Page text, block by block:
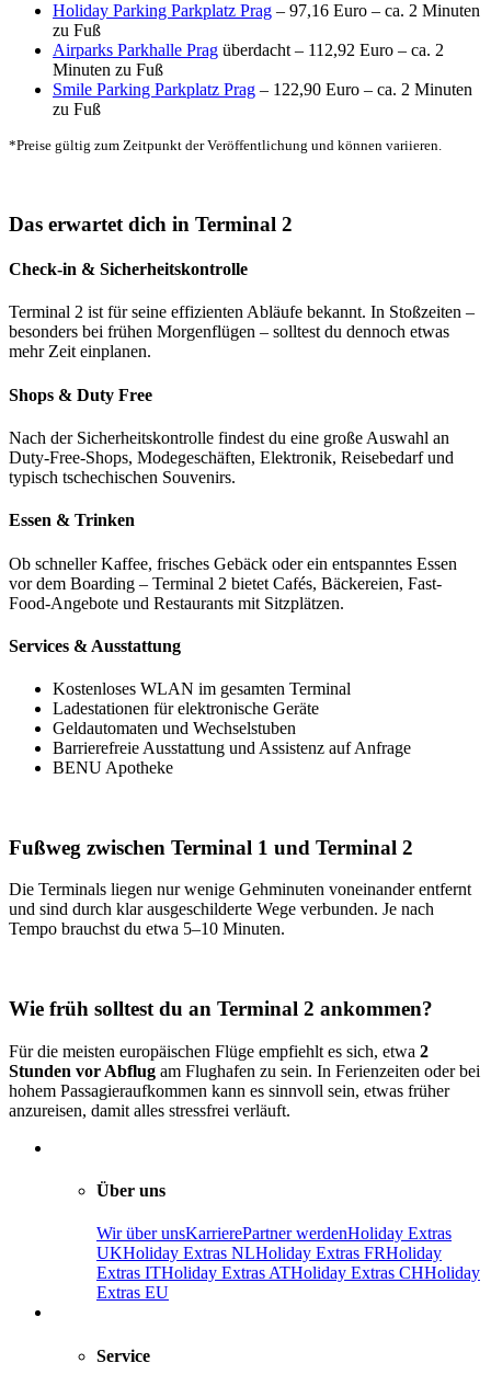
Holiday Parking Parkplatz Prag – 97,16 Euro – ca. 2 Minuten
zu Fuß
Airparks Parkhalle Prag überdacht – 112,92 Euro – ca. 2
Minuten zu Fuß
Smile Parking Parkplatz Prag – 122,90 Euro – ca. 2 Minuten
zu Fuß
*Preise gültig zum Zeitpunkt der Veröffentlichung und können variieren.
Das erwartet dich in Terminal 2
Check-in & Sicherheitskontrolle
Terminal 2 ist für seine effizienten Abläufe bekannt. In Stoßzeiten –
besonders bei frühen Morgenflügen – solltest du dennoch etwas
mehr Zeit einplanen.
Shops & Duty Free
Nach der Sicherheitskontrolle findest du eine große Auswahl an
Duty-Free-Shops, Modegeschäften, Elektronik, Reisebedarf und
typisch tschechischen Souvenirs.
Essen & Trinken
Ob schneller Kaffee, frisches Gebäck oder ein entspanntes Essen
vor dem Boarding – Terminal 2 bietet Cafés, Bäckereien, Fast-
Food-Angebote und Restaurants mit Sitzplätzen.
Services & Ausstattung
Kostenloses WLAN im gesamten Terminal
Ladestationen für elektronische Geräte
Geldautomaten und Wechselstuben
Barrierefreie Ausstattung und Assistenz auf Anfrage
BENU Apotheke
Fußweg zwischen Terminal 1 und Terminal 2
Die Terminals liegen nur wenige Gehminuten voneinander entfernt
und sind durch klar ausgeschilderte Wege verbunden. Je nach
Tempo brauchst du etwa 5–10 Minuten.
Wie früh solltest du an Terminal 2 ankommen?
Für die meisten europäischen Flüge empfiehlt es sich, etwa 2
Stunden vor Abflug am Flughafen zu sein. In Ferienzeiten oder bei
hohem Passagieraufkommen kann es sinnvoll sein, etwas früher
anzureisen, damit alles stressfrei verläuft.
Über uns
Wir über unsKarrierePartner werdenHoliday Extras
UKHoliday Extras NLHoliday Extras FRHoliday
Extras ITHoliday Extras ATHoliday Extras CHHoliday
Extras EU
Service